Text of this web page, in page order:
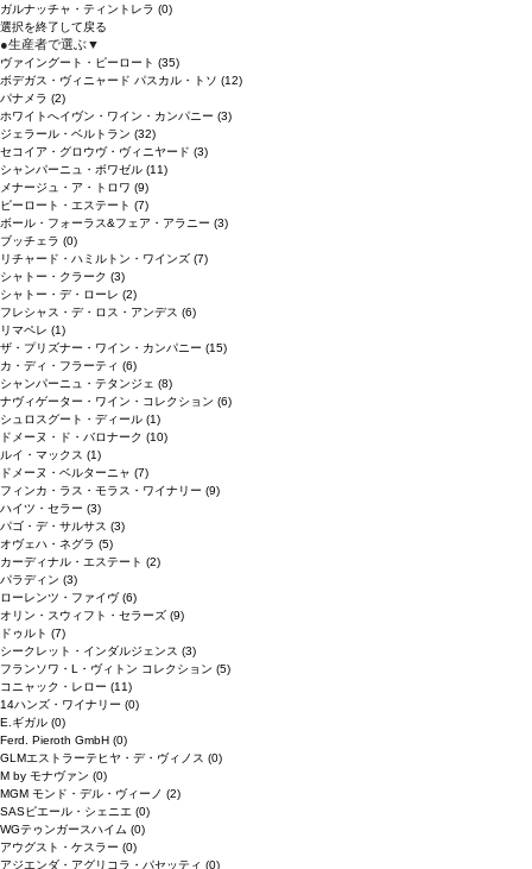
ガルナッチャ・ティントレラ (0)
選択を終了して戻る
●生産者で選ぶ▼
ヴァイングート・ピーロート (35)
ボデガス・ヴィニャード パスカル・トソ (12)
パナメラ (2)
ホワイトへイヴン・ワイン・カンパニー (3)
ジェラール・ベルトラン (32)
セコイア・グロウヴ・ヴィニヤード (3)
シャンパーニュ・ボワゼル (11)
メナージュ・ア・トロワ (9)
ピーロート・エステート (7)
ボール・フォーラス&フェア・アラニー (3)
ブッチェラ (0)
リチャード・ハミルトン・ワインズ (7)
シャトー・クラーク (3)
シャトー・デ・ローレ (2)
フレシャス・デ・ロス・アンデス (6)
リマペレ (1)
ザ・プリズナー・ワイン・カンパニー (15)
カ・ディ・フラーティ (6)
シャンパーニュ・テタンジェ (8)
ナヴィゲーター・ワイン・コレクション (6)
シュロスグート・ディール (1)
ドメーヌ・ド・バロナーク (10)
ルイ・マックス (1)
ドメーヌ・ベルターニャ (7)
フィンカ・ラス・モラス・ワイナリー (9)
ハイツ・セラー (3)
パゴ・デ・サルサス (3)
オヴェハ・ネグラ (5)
カーディナル・エステート (2)
パラディン (3)
ローレンツ・ファイヴ(6)
オリン・スウィフト・セラーズ (9)
ドゥルト (7)
シークレット・インダルジェンス (3)
フランソワ・L・ヴィトン コレクション (5)
コニャック・レロー (11)
14ハンズ・ワイナリー (0)
E.ギガル (0)
Ferd. Pieroth GmbH (0)
GLMエストラーテヒヤ・デ・ヴィノス (0)
M by モナヴァン (0)
MGM モンド・デル・ヴィーノ (2)
SASピエール・シェニエ (0)
WGテゥンガースハイム (0)
アウグスト・ケスラー (0)
アジエンダ・アグリコラ・パセッティ (0)